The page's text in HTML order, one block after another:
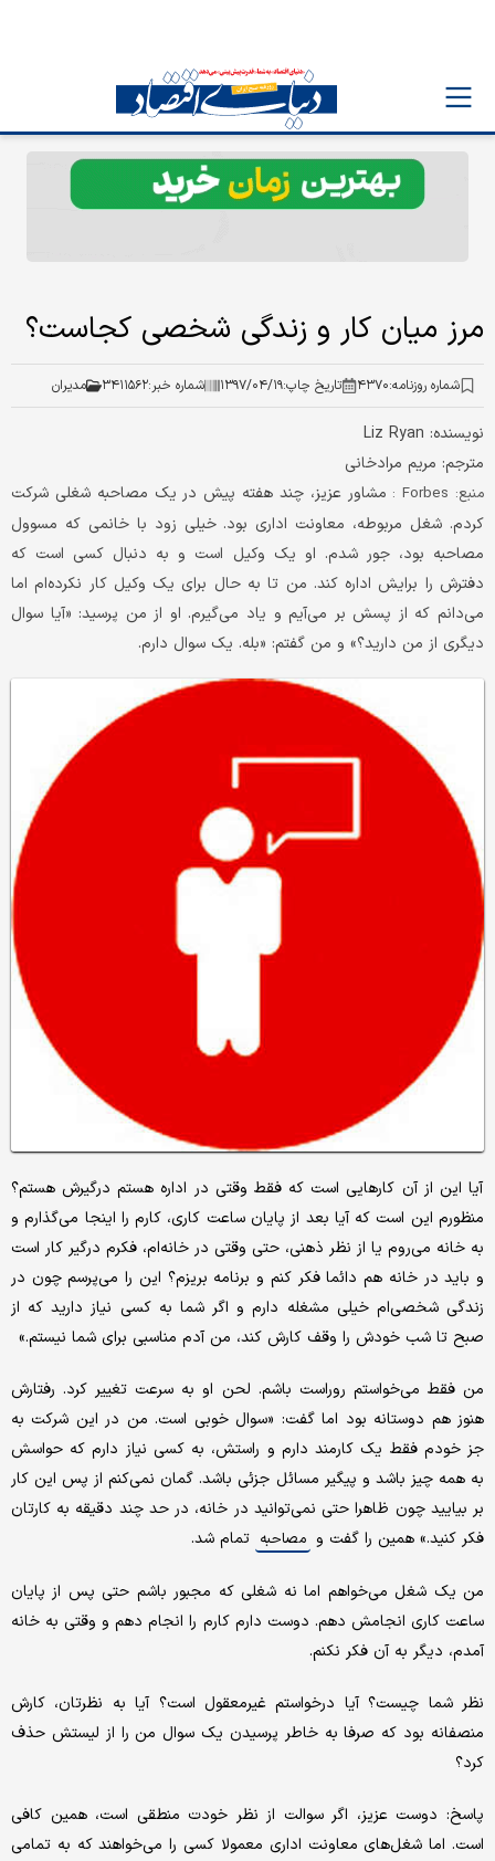
مرز میان کار و زندگی شخصی کجاست؟
شماره روزنامه:۴۳۷۰ تاریخ چاپ:۱۳۹۷/۰۴/۱۹ شماره خبر:۳۴۱۱۵۶۲ مدیران
نویسنده: Liz Ryan
مترجم: مریم مرادخانی
منبع: Forbes :
مشاور عزیز، چند هفته پیش در یک مصاحبه شغلی شرکت
کردم. شغل مربوطه، معاونت اداری بود. خیلی زود با خانمی که مسوول
مصاحبه بود، جور شدم. او یک وکیل است و به دنبال کسی است که
دفترش را برایش اداره کند. من تا به حال برای یک وکیل کار نکرده‌ام اما
می‌دانم که از پسش بر می‌آیم و یاد می‌گیرم. او از من پرسید: «آیا سوال
دیگری از من دارید؟» و من گفتم: «بله. یک سوال دارم.
آیا این از آن کارهایی است که فقط وقتی در اداره هستم درگیرش هستم؟
منظورم این است که آیا بعد از پایان ساعت کاری، کارم را اینجا می‌گذارم و
به خانه می‌روم یا از نظر ذهنی، حتی وقتی در خانه‌ام، فکرم درگیر کار است
و باید در خانه هم دائما فکر کنم و برنامه بریزم؟ این را می‌پرسم چون در
زندگی شخصی‌ام خیلی مشغله دارم و اگر شما به کسی نیاز دارید که از
صبح تا شب خودش را وقف کارش کند، من آدم مناسبی برای شما نیستم.»
من فقط می‌خواستم روراست باشم. لحن او به سرعت تغییر کرد. رفتارش
هنوز هم دوستانه بود اما گفت: «سوال خوبی است. من در این شرکت به
جز خودم فقط یک کارمند دارم و راستش، به کسی نیاز دارم که حواسش
به همه چیز باشد و پیگیر مسائل جزئی باشد. گمان نمی‌کنم از پس این کار
بر بیایید چون ظاهرا حتی نمی‌توانید در خانه، در حد چند دقیقه به کارتان
فکر کنید.» همین را گفت و مصاحبه تمام شد.
من یک شغل می‌خواهم اما نه شغلی که مجبور باشم حتی پس از پایان
ساعت کاری انجامش دهم. دوست دارم کارم را انجام دهم و وقتی به خانه
آمدم، دیگر به آن فکر نکنم.
نظر شما چیست؟ آیا درخواستم غیرمعقول است؟ آیا به نظرتان، کارش
منصفانه بود که صرفا به خاطر پرسیدن یک سوال من را از لیستش حذف
کرد؟
پاسخ: دوست عزیز، اگر سوالت از نظر خودت منطقی است، همین کافی
‌است. اما شغل‌های معاونت اداری معمولا کسی را می‌خواهند که به تمامی